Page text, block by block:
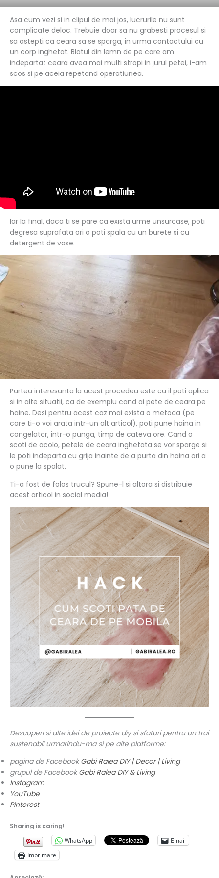
Asa cum vezi si in clipul de mai jos, lucrurile nu sunt
complicate deloc. Trebuie doar sa nu grabesti procesul si
sa astepti ca ceara sa se sparga, in urma contactului cu
un corp inghetat. Blatul din lemn de pe care am
indepartat ceara avea mai multi stropi in jurul petei, i-am
scos si pe aceia repetand operatiunea.
Iar la final, daca ti se pare ca exista urme unsuroase, poti
degresa suprafata ori o poti spala cu un burete si cu
detergent de vase.
Partea interesanta la acest procedeu este ca il poti aplica
si in alte situatii, ca de exemplu cand ai pete de ceara pe
haine. Desi pentru acest caz mai exista o metoda (pe
care ti-o voi arata intr-un alt articol), poti pune haina in
congelator, intr-o punga, timp de cateva ore. Cand o
scoti de acolo, petele de ceara inghetata se vor sparge si
le poti indeparta cu grija inainte de a purta din haina ori a
o pune la spalat.
Ti-a fost de folos trucul? Spune-l si altora si distribuie
acest articol in social media!
Descoperi si alte idei de proiecte diy si sfaturi pentru un trai
sustenabil urmarindu-ma si pe alte platforme:
pagina de FacebookGabi Ralea DIY | Decor | Living
grupul de FacebookGabi Ralea DIY & Living
Instagram
YouTube
Pinterest
Sharing is caring!
WhatsApp
Email
Imprimare